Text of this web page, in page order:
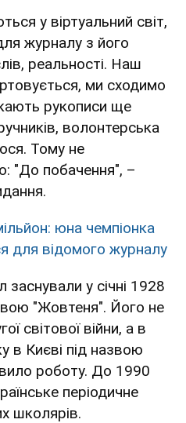
у віртуальний світ,
журналу з його
реальності. Наш
ми сходимо
рукописи ще
волонтерська
Тому не
"До побачення", –
юна чемпіонка
для відомого журналу
у січні 1928
"Жовтеня". Його не
світової війни, а в
в Києві під назвою
роботу. До 1990
періодичне
школярів.